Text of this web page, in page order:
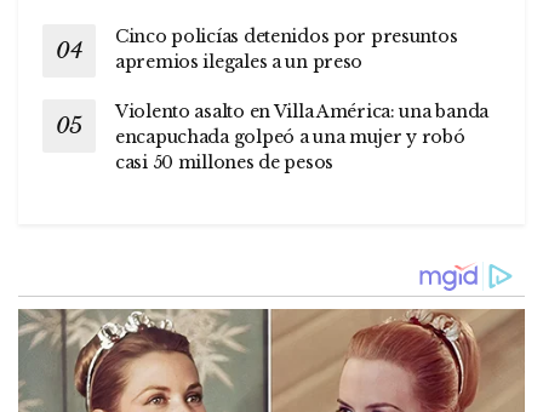
Cinco policías detenidos por presuntos
apremios ilegales a un preso
Violento asalto en Villa América: una banda
encapuchada golpeó a una mujer y robó
casi 50 millones de pesos